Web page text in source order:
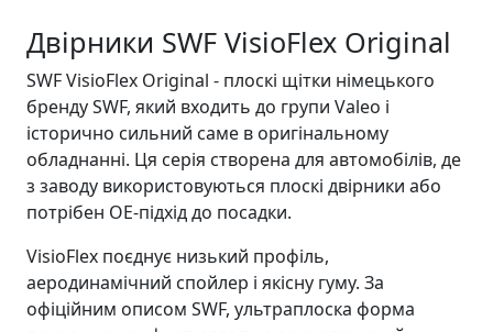
Двірники SWF VisioFlex Original
SWF VisioFlex Original - плоскі щітки німецького
бренду SWF, який входить до групи Valeo і
історично сильний саме в оригінальному
обладнанні. Ця серія створена для автомобілів, де
з заводу використовуються плоскі двірники або
потрібен OE-підхід до посадки.
VisioFlex поєднує низький профіль,
аеродинамічний спойлер і якісну гуму. За
офіційним описом SWF, ультраплоска форма